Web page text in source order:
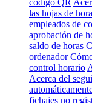
las hojas de
empleados de
aprobación de
saldo de horas
ordenador
control horario
Acerca del
fichajes no